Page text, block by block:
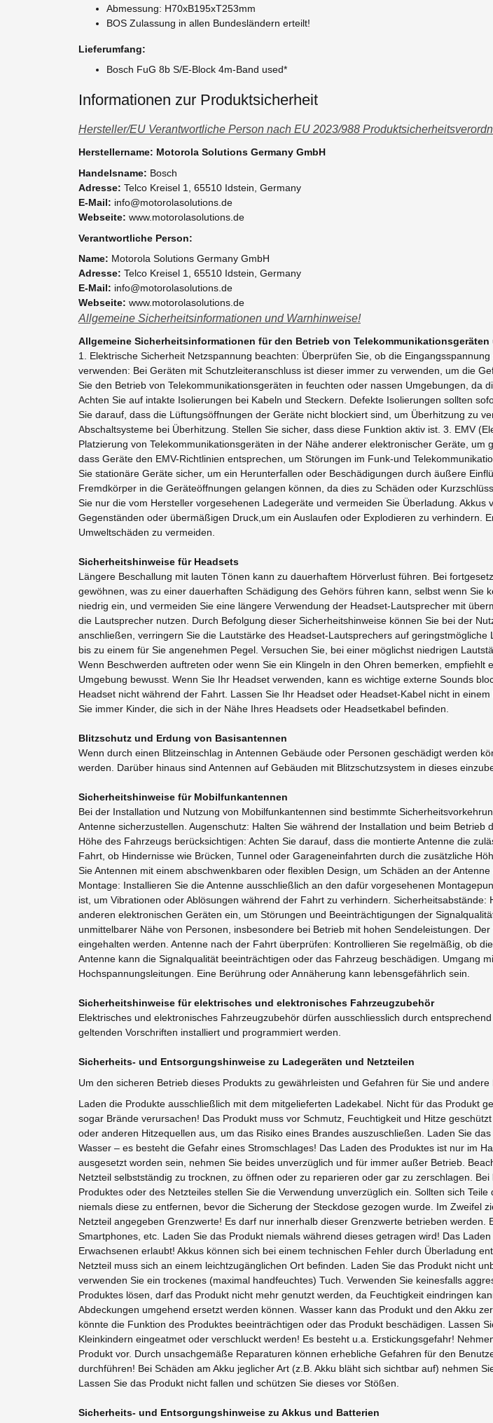
Abmessung: H70xB195xT253mm
BOS Zulassung in allen Bundesländern erteilt!
Lieferumfang:
Bosch FuG 8b S/E-Block 4m-Band used*
Informationen zur Produktsicherheit
Hersteller/EU Verantwortliche Person nach EU 2023/988
Herstellername: Motorola Solutions Germany GmbH
Handelsname: Bosch
Adresse: Telco Kreisel 1, 65510 Idstein, Germany
E-Mail: info@motorolasolutions.de
Webseite: www.motorolasolutions.de
Verantwortliche Person:
Name: Motorola Solutions Germany GmbH
Adresse: Telco Kreisel 1, 65510 Idstein, Germany
E-Mail: info@motorolasolutions.de
Webseite: www.motorolasolutions.de
Allgemeine Sicherheitsinformationen und Warnhinweise!
Allgemeine Sicherheitsinformationen für den Betrieb von
1. Elektrische Sicherheit Netzspannung beachten: Überprüfen Sie, ob die
verwenden: Bei Geräten mit Schutzleiteranschluss ist dieser immer zu verwenden, um die
Sie den Betrieb von Telekommunikationsgeräten in feuchten oder nassen Umgebungen,
Achten Sie auf intakte Isolierungen bei Kabeln und Steckern. Defekte Isolierungen sollten
Sie darauf, dass die Lüftungsöffnungen der Geräte nicht blockiert sind, um Überhitzung zu
Abschaltsysteme bei Überhitzung. Stellen Sie sicher, dass diese Funktion aktiv ist. 3. EMV
Platzierung von Telekommunikationsgeräten in der Nähe anderer elektronischer Geräte,
dass Geräte den EMV-Richtlinien entsprechen, um Störungen im Funk-und
Sie stationäre Geräte sicher, um ein Herunterfallen oder Beschädigungen durch äußere
Fremdkörper in die Geräteöffnungen gelangen können, da dies zu Schäden oder
Sie nur die vom Hersteller vorgesehenen Ladegeräte und vermeiden Sie Überladung.
Gegenständen oder übermäßigen Druck,um ein Auslaufen oder Explodieren zu verhindern.
Umweltschäden zu vermeiden.
Sicherheitshinweise für Headsets
Längere Beschallung mit lauten Tönen kann zu dauerhaftem Hörverlust führen. Bei
gewöhnen, was zu einer dauerhaften Schädigung des Gehörs führen kann, selbst wenn
niedrig ein, und vermeiden Sie eine längere Verwendung der Headset-Lautsprecher mit
die Lautsprecher nutzen. Durch Befolgung dieser Sicherheitshinweise können Sie bei der
anschließen, verringern Sie die Lautstärke des Headset-Lautsprechers auf
bis zu einem für Sie angenehmen Pegel. Versuchen Sie, bei einer möglichst niedrigen
Wenn Beschwerden auftreten oder wenn Sie ein Klingeln in den Ohren bemerken,
Umgebung bewusst. Wenn Sie Ihr Headset verwenden, kann es wichtige externe Sounds
Headset nicht während der Fahrt. Lassen Sie Ihr Headset oder Headset-Kabel nicht in
Sie immer Kinder, die sich in der Nähe Ihres Headsets oder Headsetkabel befinden.
Blitzschutz und Erdung von Basisantennen
Wenn durch einen Blitzeinschlag in Antennen Gebäude oder Personen geschädigt werden
werden. Darüber hinaus sind Antennen auf Gebäuden mit Blitzschutzsystem in dieses
Sicherheitshinweise für Mobilfunkantennen
Bei der Installation und Nutzung von Mobilfunkantennen sind bestimmte
Antenne sicherzustellen. Augenschutz: Halten Sie während der Installation und beim
Höhe des Fahrzeugs berücksichtigen: Achten Sie darauf, dass die montierte Antenne die
Fahrt, ob Hindernisse wie Brücken, Tunnel oder Garageneinfahrten durch die zusätzliche
Sie Antennen mit einem abschwenkbaren oder flexiblen Design, um Schäden an der
Montage: Installieren Sie die Antenne ausschließlich an den dafür vorgesehenen
ist, um Vibrationen oder Ablösungen während der Fahrt zu verhindern.
anderen elektronischen Geräten ein, um Störungen und Beeinträchtigungen der
unmittelbarer Nähe von Personen, insbesondere bei Betrieb mit hohen Sendeleistungen.
eingehalten werden. Antenne nach der Fahrt überprüfen: Kontrollieren Sie regelmäßig, ob
Antenne kann die Signalqualität beeinträchtigen oder das Fahrzeug beschädigen. Umgang
Hochspannungsleitungen. Eine Berührung oder Annäherung kann lebensgefährlich sein.
Sicherheitshinweise für elektrisches und elektronisches Fahrzeugzubehör
Elektrisches und elektronisches Fahrzeugzubehör dürfen ausschliesslich durch
geltenden Vorschriften installiert und programmiert werden.
Sicherheits- und Entsorgungshinweise zu Ladegeräten und Netzteilen
Um den sicheren Betrieb dieses Produkts zu gewährleisten und Gefahren für Sie und
Laden die Produkte ausschließlich mit dem mitgelieferten Ladekabel. Nicht für das Produkt
sogar Brände verursachen! Das Produkt muss vor Schmutz, Feuchtigkeit und Hitze
oder anderen Hitzequellen aus, um das Risiko eines Brandes auszuschließen. Laden Sie
Wasser – es besteht die Gefahr eines Stromschlages! Das Laden des Produktes ist nur im
ausgesetzt worden sein, nehmen Sie beides unverzüglich und für immer außer Betrieb.
Netzteil selbstständig zu trocknen, zu öffnen oder zu reparieren oder gar zu zerschlagen.
Produktes oder des Netzteiles stellen Sie die Verwendung unverzüglich ein. Sollten sich
niemals diese zu entfernen, bevor die Sicherung der Steckdose gezogen wurde. Im Zweifel
Netzteil angegeben Grenzwerte! Es darf nur innerhalb dieser Grenzwerte betrieben
Smartphones, etc. Laden Sie das Produkt niemals während dieses getragen wird! Das
Erwachsenen erlaubt! Akkus können sich bei einem technischen Fehler durch Überladung
Netzteil muss sich an einem leichtzugänglichen Ort befinden. Laden Sie das Produkt nicht
verwenden Sie ein trockenes (maximal handfeuchtes) Tuch. Verwenden Sie keinesfalls
Produktes lösen, darf das Produkt nicht mehr genutzt werden, da Feuchtigkeit eindringen
Abdeckungen umgehend ersetzt werden können. Wasser kann das Produkt und den Akku
könnte die Funktion des Produktes beeinträchtigen oder das Produkt beschädigen. Lassen
Kleinkindern eingeatmet oder verschluckt werden! Es besteht u.a. Erstickungsgefahr!
Produkt vor. Durch unsachgemäße Reparaturen können erhebliche Gefahren für den
durchführen! Bei Schäden am Akku jeglicher Art (z.B. Akku bläht sich sichtbar auf) nehmen
Lassen Sie das Produkt nicht fallen und schützen Sie dieses vor Stößen.
Sicherheits- und Entsorgungshinweise zu Akkus und Batterien